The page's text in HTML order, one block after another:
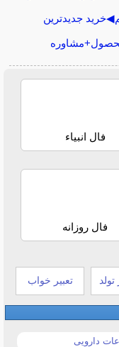
جدیدترین
فال انبیاء
فال روزانه
تعبیر خواب
دارویی